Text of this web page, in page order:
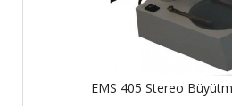
EMS 405 Stereo